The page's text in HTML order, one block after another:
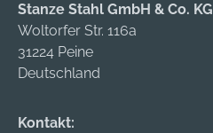
Stanze Stahl GmbH & Co. KG
Woltorfer Str. 116a
31224 Peine
Deutschland
Kontakt: